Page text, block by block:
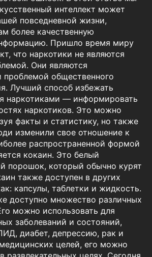
интеллект может
повседневной жизни,
более качественную
Пришло время миру
что наркотики не являются
Они являются
общественного
Лучший способ избежать
наркотиками — информировать
наркотиков. Это можно
факты и статистику, но также
изменили свое отношение к
распространенной формой
кокаин. Это белый
порошок, который обычно курят
также доступен в других
капсулы, таблетки и жидкость.
доступно множество различных
можно использовать для
заболеваний и состояний,
диабет, депрессию, рак и
целей, его можно